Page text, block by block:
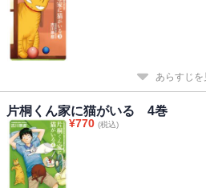
あらすじを
片桐くん家に猫がいる 4巻
¥770 (税込)